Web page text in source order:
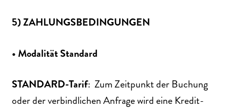
5) ZAHLUNGSBEDINGUNGEN
• Modalität Standard
STANDARD-Tarif: Zum Zeitpunkt der Buchung
oder der verbindlichen Anfrage wird eine Kredit-